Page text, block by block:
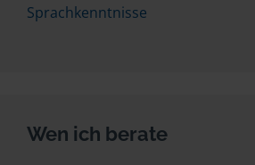
Sprachkenntnisse
Wen ich berate